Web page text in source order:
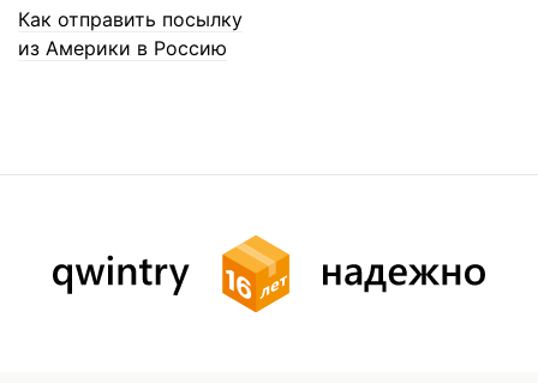
Как отправить посылку
из Америки в Россию